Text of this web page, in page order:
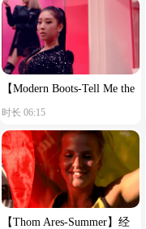
到天亮！
【Modern Boots-Tell Me the
Reason You Said Goodbye】
时长 06:15
【Thom Ares-Summer】经